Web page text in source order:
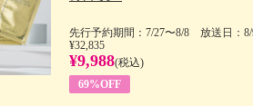
先行予約期間：7/27〜8/8 放送日：
¥32,835
¥9,988(税込)
69%OFF